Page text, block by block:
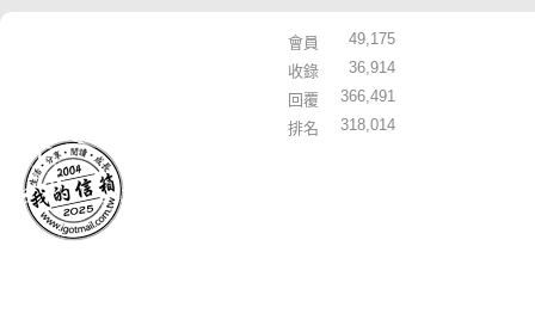
會員
49,175
收錄
36,914
回覆
366,491
排名
318,014